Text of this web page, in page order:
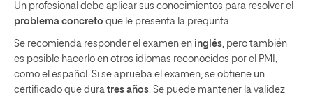
Un profesional debe aplicar sus conocimientos para resolver el
problema concreto que le presenta la pregunta.
Se recomienda responder el examen en inglés, pero también
es posible hacerlo en otros idiomas reconocidos por el PMI,
como el español. Si se aprueba el examen, se obtiene un
certificado que dura tres años. Se puede mantener la validez